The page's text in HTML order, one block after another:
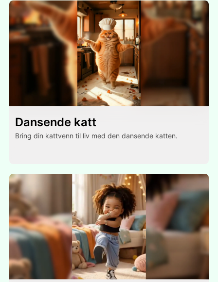
Dansende katt
Bring din kattvenn til liv med den dansende katten.